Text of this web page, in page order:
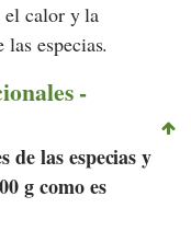
el calor y la
especias.
-
de las especias y
g como es